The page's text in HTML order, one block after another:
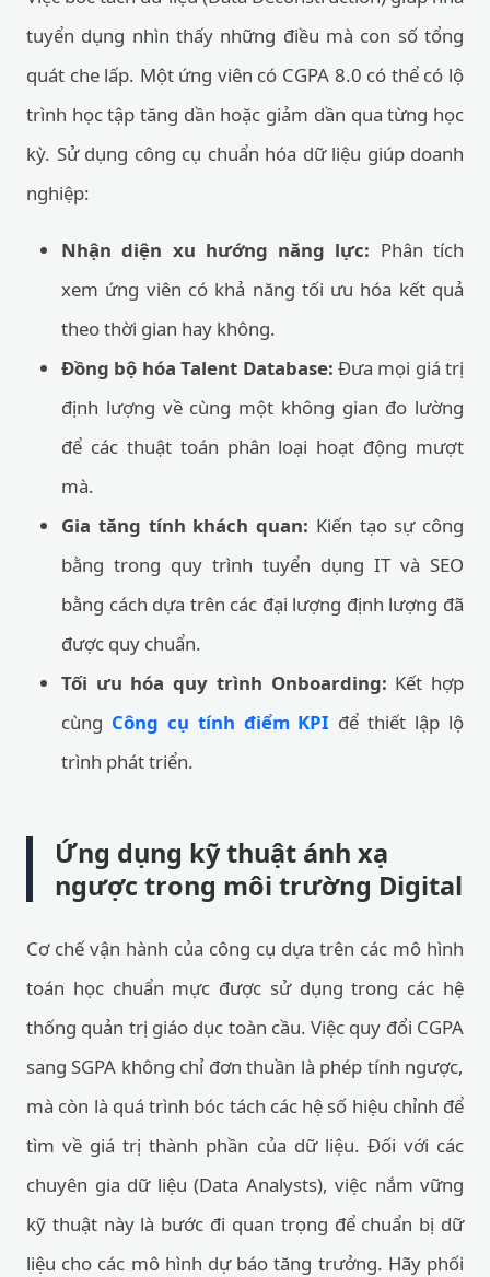
tuyển dụng nhìn thấy những điều mà con số tổng
quát che lấp. Một ứng viên có CGPA 8.0 có thể có lộ
trình học tập tăng dần hoặc giảm dần qua từng học
kỳ. Sử dụng công cụ chuẩn hóa dữ liệu giúp doanh
nghiệp:
Nhận diện xu hướng năng lực: Phân tích
xem ứng viên có khả năng tối ưu hóa kết quả
theo thời gian hay không.
Đồng bộ hóa Talent Database: Đưa mọi giá trị
định lượng về cùng một không gian đo lường
để các thuật toán phân loại hoạt động mượt
mà.
Gia tăng tính khách quan: Kiến tạo sự công
bằng trong quy trình tuyển dụng IT và SEO
bằng cách dựa trên các đại lượng định lượng đã
được quy chuẩn.
Tối ưu hóa quy trình Onboarding: Kết hợp
cùng Công cụ tính điểm KPI để thiết lập lộ
trình phát triển.
Ứng dụng kỹ thuật ánh xạ
ngược trong môi trường Digital
Cơ chế vận hành của công cụ dựa trên các mô hình
toán học chuẩn mực được sử dụng trong các hệ
thống quản trị giáo dục toàn cầu. Việc quy đổi CGPA
sang SGPA không chỉ đơn thuần là phép tính ngược,
mà còn là quá trình bóc tách các hệ số hiệu chỉnh để
tìm về giá trị thành phần của dữ liệu. Đối với các
chuyên gia dữ liệu (Data Analysts), việc nắm vững
kỹ thuật này là bước đi quan trọng để chuẩn bị dữ
liệu cho các mô hình dự báo tăng trưởng. Hãy phối